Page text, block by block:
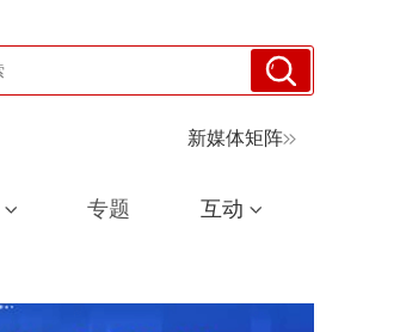
新媒体矩阵
专题 互动